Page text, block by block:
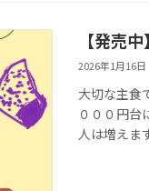
【発売
2026年1月16日
大切な主食
０００円台
人は増えま